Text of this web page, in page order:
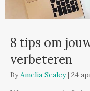
8 tips om
verbeteren
ByAmelia Sealey | 24